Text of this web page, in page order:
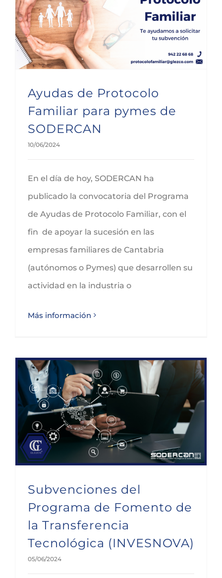
Ayudas de Protocolo
Familiar para pymes de
SODERCAN
10/06/2024
En el día de hoy, SODERCAN ha
publicado la convocatoria del Programa
de Ayudas de Protocolo Familiar, con el
fin de apoyar la sucesión en las
empresas familiares de Cantabria
(autónomos o Pymes) que desarrollen su
actividad en la industria o
Más información
Subvenciones del
Programa de Fomento de
la Transferencia
Tecnológica (INVESNOVA)
05/06/2024